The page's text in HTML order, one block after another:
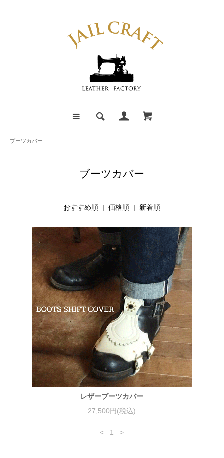
ブーツカバー
ブーツカバー
おすすめ順 | 価格順 | 新着順
レザーブーツカバー
27,500円(税込)
< 1 >